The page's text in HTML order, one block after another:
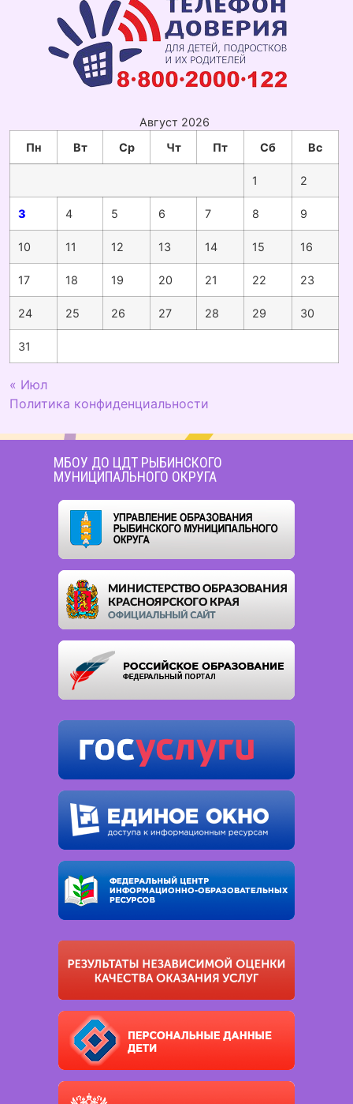
Август 2026
Пн
Вт Ср Чт Пт Сб Вс
1 2
3 4 5 6 7 8 9
10 11 12 13 14 15 16
17 18 19 20 21 22 23
24 25 26 27 28 29 30
31
« Июл
Политика конфиденциальности
МБОУ ДО ЦДТ РЫБИНСКОГО
МУНИЦИПАЛЬНОГО ОКРУГА